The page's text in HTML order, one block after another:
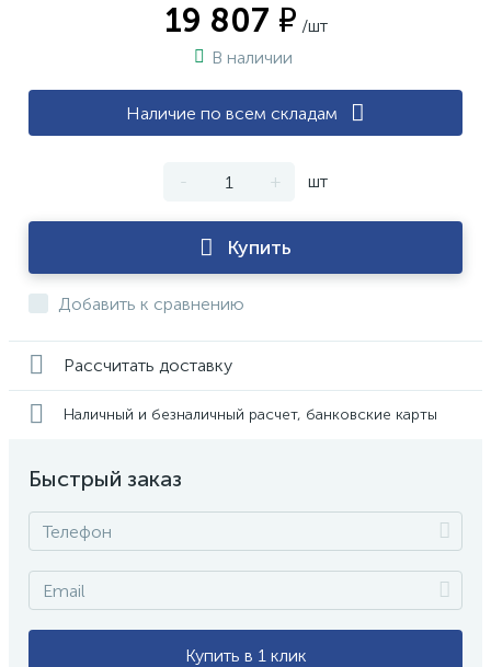
19 807 ₽ /шт
В наличии
Наличие по всем складам
- + шт
Купить
Добавить к сравнению
Рассчитать доставку
Наличный и безналичный расчет, банковские карты
Быстрый заказ
Купить в 1 клик